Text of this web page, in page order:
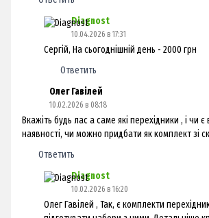
Diagnost
10.04.2026 в 17:31
Сергій, На сьогоднішній день - 2000 грн
Ответить
Олег Гавілей
10.02.2026 в 08:18
Вкажіть будь лас а саме які перехідники , і чи
наявності, чи можно придбати як комплект зі
Ответить
Diagnost
10.02.2026 в 16:20
Олег Гавілей , Так, є комплекти